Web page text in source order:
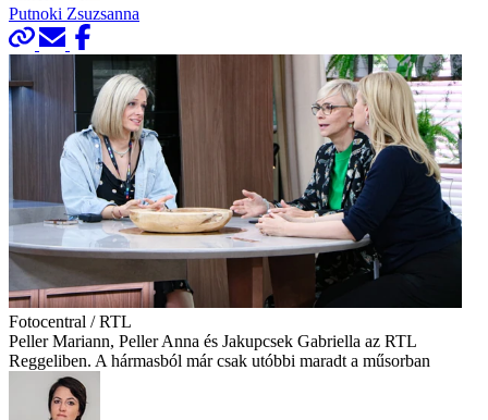
Putnoki Zsuzsanna
Fotocentral / RTL
Peller Mariann, Peller Anna és Jakupcsek Gabriella az RTL
Reggeliben. A hármasból már csak utóbbi maradt a műsorban